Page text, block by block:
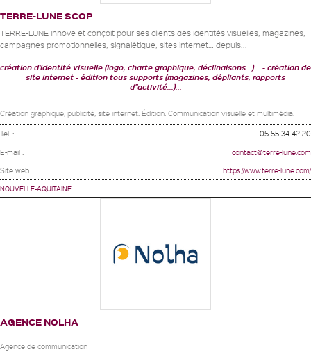
TERRE-LUNE SCOP
TERRE-LUNE innove et conçoit pour ses clients des identités visuelles, magazines,
campagnes promotionnelles, signalétique, sites internet… depuis...
création d'identité visuelle (logo, charte graphique, déclinaisons...)...
création de
site internet
édition tous supports (magazines, dépliants, rapports
d"activité...)...
Création graphique, publicité, site internet. Édition. Communication visuelle et multimédia.
Tel. : 05 55 34 42 20
E-mail : contact@terre-lune.com
Site web : https://www.terre-lune.com/
NOUVELLE-AQUITAINE
AGENCE NOLHA
Agence de communication